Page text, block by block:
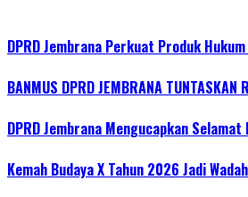
DPRD Jembrana Perkuat Produk
BANMUS DPRD JEMBRANA TUNTASKAN
DPRD Jembrana Mengucapkan
Kemah Budaya X Tahun 2026 Jadi